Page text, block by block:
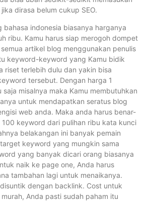
dirasa belum cukup SEO.
bahasa indonesia biasanya harganya
ribu. Kamu harus siap merogoh dompet
artikel blog menggunakan penulis
keyword-keyword yang Kamu bidik
riset terlebih dulu dan yakin bisa
tersebut. Dengan harga 1
misalnya maka Kamu membutuhkan
untuk mendapatkan seratus blog
web anda. Maka anda harus benar-
100 keyword dari pulihan ribu kata kunci
belakangan ini banyak pemain
keyword yang mungkin sama
yang banyak dicari orang biasanya
naik ke page one, Anda harus
tambahan lagi untuk menaikanya.
dengan backlink. Cost untuk
Anda pasti sudah paham itu